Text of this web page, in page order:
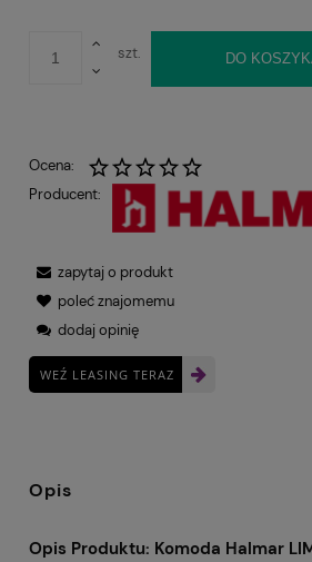
szt. DO
Ocena:
Producent:
zapytaj o produkt
poleć znajomemu
dodaj opinię
WEŹ LEASING TERAZ
Opis
Opis Produktu: Komoda Halmar